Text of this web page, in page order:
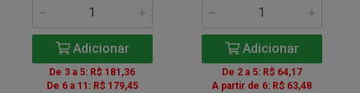
Adicionar
De 3 a 5: R$ 181,36
De 6 a 11: R$ 179,45
Adicionar
De 2 a 5: R$ 64,17
A partir de 6: R$ 63,48